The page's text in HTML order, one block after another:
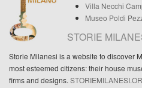
Villa Necchi
Museo Poldi
STORIE
Storie Milanesi is a website to discover
most esteemed citizens: their house
firms and designs.